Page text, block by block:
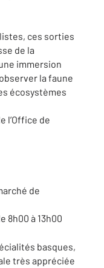
ces sorties
de la
immersion
la faune
écosystèmes
l’Office de
de
8h00 à 13h00
basques,
très appréciée